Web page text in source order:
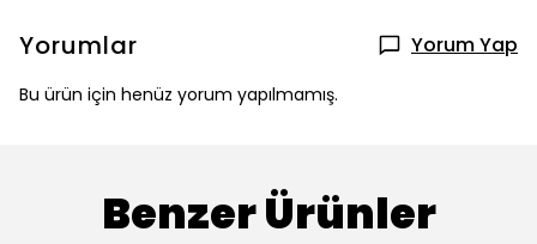
Yorumlar Yorum Yap
Bu ürün için henüz yorum yapılmamış.
Benzer Ürünler